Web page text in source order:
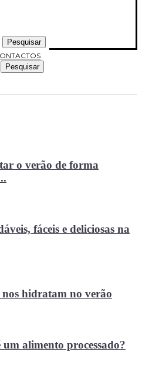
Pesquisar
Pesquisar
o verão de forma
fáceis e deliciosas na
hidratam no verão
alimento processado?